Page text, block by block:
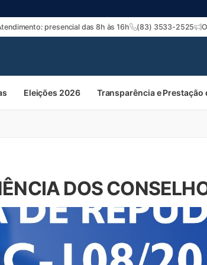
presencial das 8h às 16h (83) 3533-2525
Eleições 2026 Transparência e Prestação
DOS